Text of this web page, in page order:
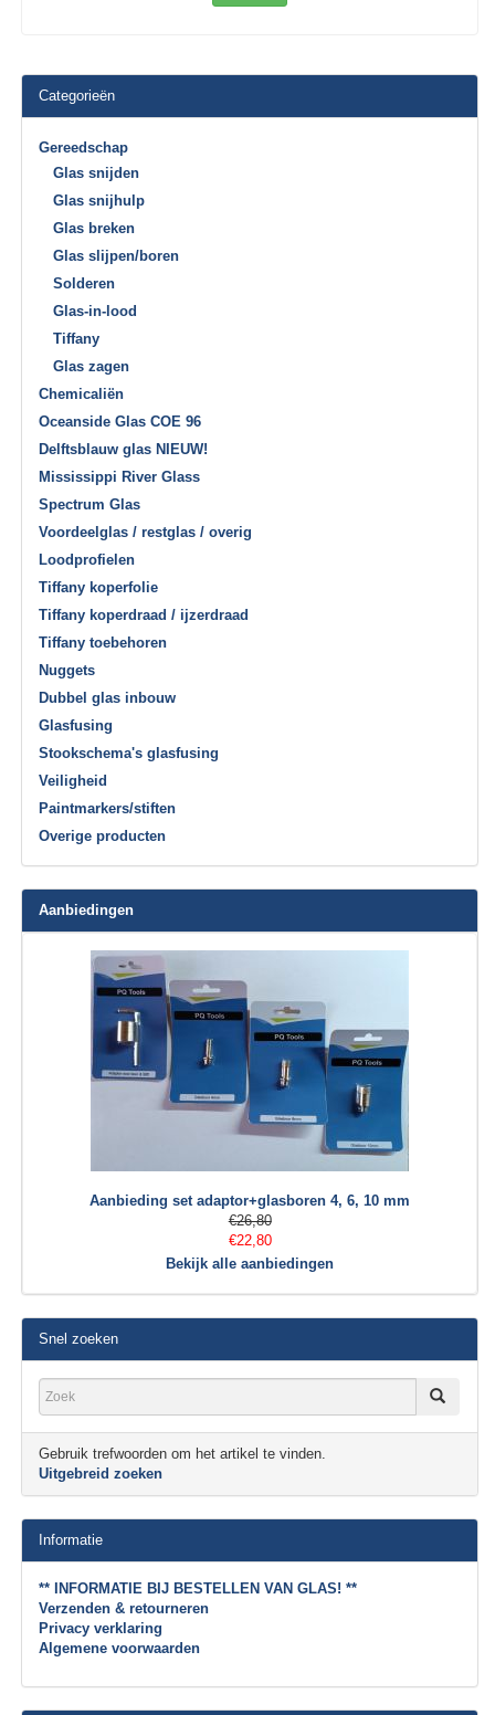
Categorieën
Gereedschap
Glas snijden
Glas snijhulp
Glas breken
Glas slijpen/boren
Solderen
Glas-in-lood
Tiffany
Glas zagen
Chemicaliën
Oceanside Glas COE 96
Delftsblauw glas NIEUW!
Mississippi River Glass
Spectrum Glas
Voordeelglas / restglas / overig
Loodprofielen
Tiffany koperfolie
Tiffany koperdraad / ijzerdraad
Tiffany toebehoren
Nuggets
Dubbel glas inbouw
Glasfusing
Stookschema's glasfusing
Veiligheid
Paintmarkers/stiften
Overige producten
Aanbiedingen
Aanbieding set adaptor+glasboren 4, 6, 10 mm
€26,80
€22,80
Bekijk alle aanbiedingen
Snel zoeken
Gebruik trefwoorden om het artikel te vinden.
Uitgebreid zoeken
Informatie
** INFORMATIE BIJ BESTELLEN VAN GLAS! **
Verzenden & retourneren
Privacy verklaring
Algemene voorwaarden